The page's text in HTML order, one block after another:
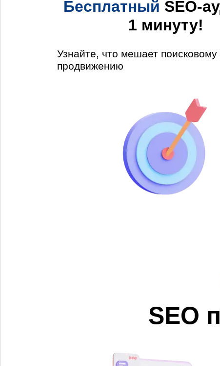
Бесплатный SEO-
1 минуту!
Узнайте, что мешает поисковому
продвижению
SEO